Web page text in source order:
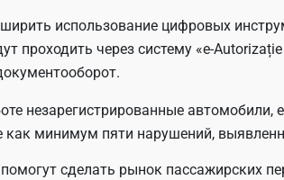
использование цифровых
проходить через систему «e-
незарегистрированные автомобили,
как минимум пяти нарушений,
сделать рынок пассажирских